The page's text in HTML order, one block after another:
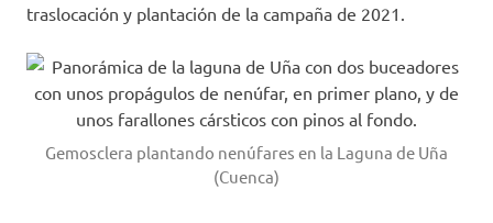
traslocación y plantación de la campaña de 2021.
Gemosclera plantando nenúfares en la Laguna de Uña
(Cuenca)